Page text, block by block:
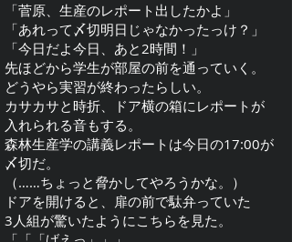
「菅原、生産のレポート出したかよ」
「あれって〆切明日じゃなかったっけ？」
「今日だよ今日、あと2時間！」
先ほどから学生が部屋の前を通っていく。
どうやら実習が終わったらしい。
カサカサと時折、ドア横の箱にレポートが
入れられる音もする。
森林生産学の講義レポートは今日の17:00が
〆切だ。
（……ちょっと脅かしてやろうかな。）
ドアを開けると、扉の前で駄弁っていた
3人組が驚いたようにこちらを見た。